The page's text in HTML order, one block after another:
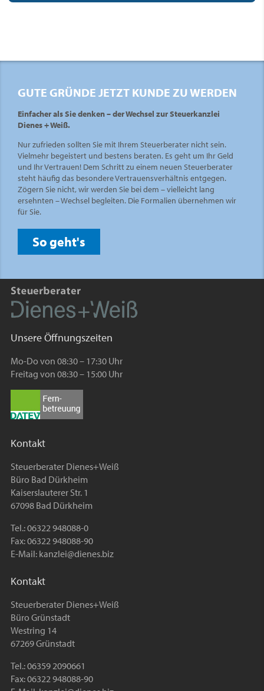
GUTE GRÜNDE JETZT KUNDE ZU WERDEN
Einfacher als Sie denken – der Wechsel zur Steuerkanzlei
Dienes + Weiß.
Nur zufrieden sollten Sie mit Ihrem Steuerberater nicht sein.
Vielmehr begeistert und bestens beraten. Es geht um Ihr Geld
und Ihr Vertrauen! Dem Schritt zu einem neuen Steuerberater
steht häufig das besondere Vertrauensverhältnis entgegen.
Zögern Sie nicht, wir werden Sie bei dem – vielleicht lang
ersehnten – Wechsel begleiten. Die Formalien übernehmen wir
für Sie.
So geht's
Unsere Öffnungszeiten
Mo-Do von 08:30 – 17:30 Uhr
Freitag von 08:30 – 15:00 Uhr
Kontakt
Steuerberater Dienes+Weiß
Büro Bad Dürkheim
Kaiserslauterer Str. 1
67098 Bad Dürkheim
Tel.: 06322 948088-0
Fax: 06322 948088-90
E-Mail: kanzlei@dienes.biz
Kontakt
Steuerberater Dienes+Weiß
Büro Grünstadt
Westring 14
67269 Grünstadt
Tel.: 06359 2090661
Fax: 06322 948088-90